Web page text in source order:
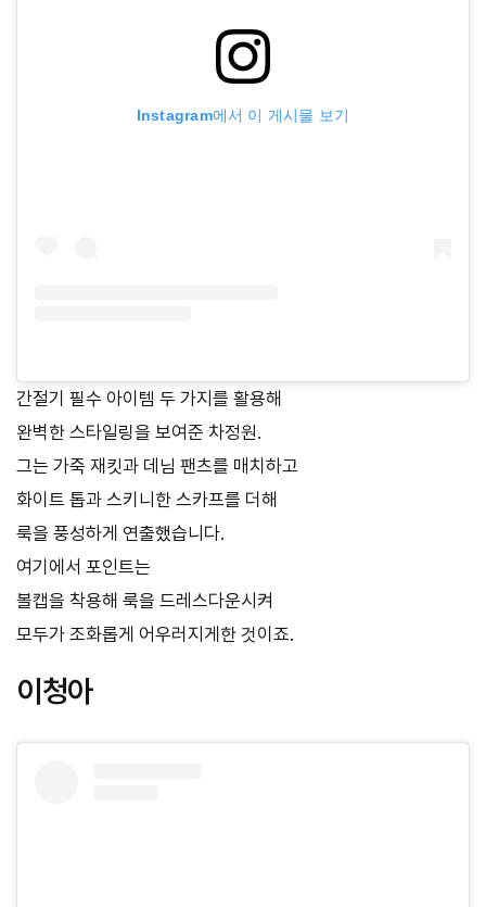
Instagram에서 이 게시물 보기
간절기 필수 아이템 두 가지를 활용해
완벽한 스타일링을 보여준 차정원.
그는 가죽 재킷과 데님 팬츠를 매치하고
화이트 톱과 스키니한 스카프를 더해
룩을 풍성하게 연출했습니다.
여기에서 포인트는
볼캡을 착용해 룩을 드레스다운시켜
모두가 조화롭게 어우러지게한 것이죠.
이청아